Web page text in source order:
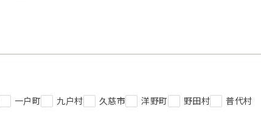
一户町 九户村 久慈市 洋野町 野田村 普代村